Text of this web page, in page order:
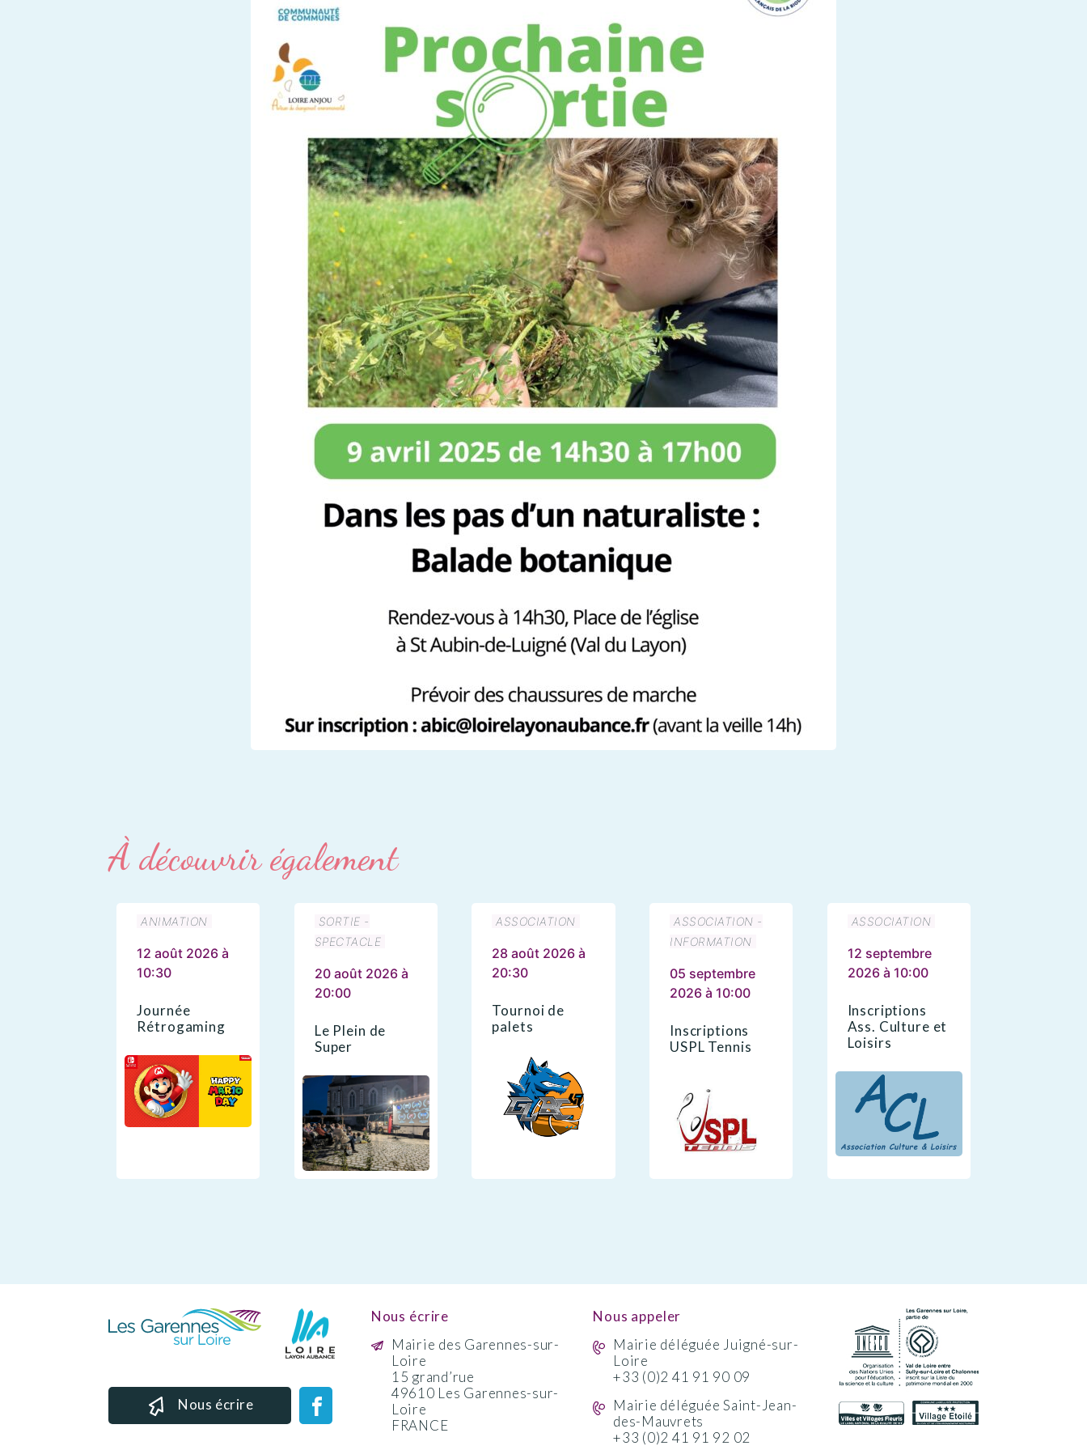
À découvrir également
ANIMATION
12 août 2026 à
10:30
Journée
Rétrogaming
SORTIE -
SPECTACLE
20 août 2026 à
20:00
Le Plein de
Super
ASSOCIATION
28 août 2026 à
20:30
Tournoi de
palets
ASSOCIATION -
INFORMATION
05 septembre
2026 à 10:00
Inscriptions
USPL Tennis
ASSOCIATION
12 septembre
2026 à 10:00
Inscriptions
Ass. Culture et
Loisirs
Nous écrire
Nous écrire
Mairie des Garennes-sur-
Loire
15 grand’rue
49610 Les Garennes-sur-
Loire
FRANCE
Nous appeler
Mairie déléguée Juigné-sur-
Loire
+33 (0)2 41 91 90 09
Mairie déléguée Saint-Jean-
des-Mauvrets
+33 (0)2 41 91 92 02